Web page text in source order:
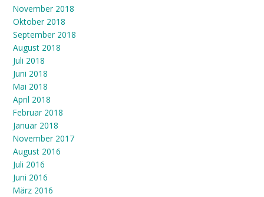
November 2018
Oktober 2018
September 2018
August 2018
Juli 2018
Juni 2018
Mai 2018
April 2018
Februar 2018
Januar 2018
November 2017
August 2016
Juli 2016
Juni 2016
März 2016